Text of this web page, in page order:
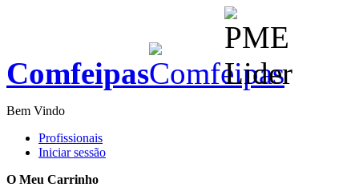
Comfeipas
Bem Vindo
Profissionais
Iniciar sessão
O Meu Carrinho